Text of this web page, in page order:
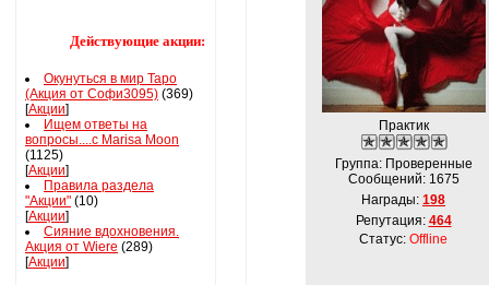
Действующие акции:
Окунуться в мир Таро
(Акция от Софи3095) (369)
[Акции]
Ищем ответы на
вопросы....с Marisa Moon
(1125)
[Акции]
Правила раздела
"Акции" (10)
[Акции]
Сияние вдохновения.
Акция от Wiere (289)
[Акции]
Практик
Группа: Проверенные
Сообщений: 1675
Награды: 198
Репутация: 464
Статус: Offline